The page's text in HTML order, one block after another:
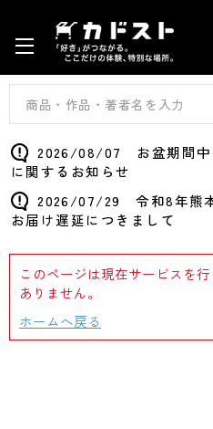
2026/08/07 お盆期間中
に関するお知らせ
2026/07/29 令和8年熊
お届け遅延につきまして
このページは現在サービスを
ありません。
ホームへ戻る